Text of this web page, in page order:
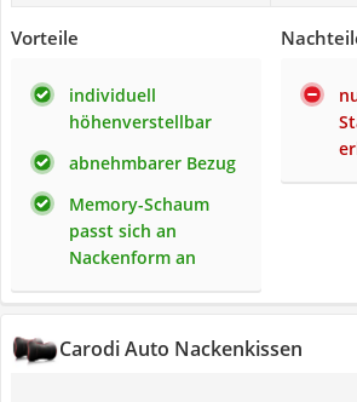
Vorteile
individuell
höhenverstellbar
abnehmbarer Bezug
Memory-Schaum
passt sich an
Nackenform an
Carodi Auto Nackenkissen